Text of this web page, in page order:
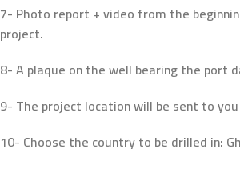
Panel
7- Photo report + video from the
project.
8- A plaque on the well bearing the port
9- The project location will be sent to you
10- Choose the country to be drilled in: